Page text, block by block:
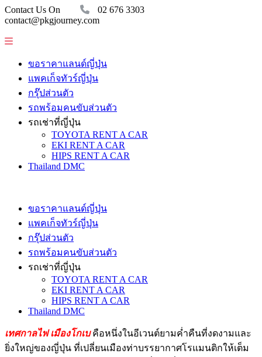
Contact Us On
02 676 3303
contact@pkgjourney.com
ขอราคาแลนด์ญี่ปุ่น
แพคเก็จทัวร์ญี่ปุ่น
กรุ๊ปส่วนตัว
รถพร้อมคนขับส่วนตัว
รถเช่าที่ญี่ปุ่น
TOYOTA RENT A CAR
EKI RENT A CAR
HIPS RENT A CAR
Thailand DMC
ขอราคาแลนด์ญี่ปุ่น
แพคเก็จทัวร์ญี่ปุ่น
กรุ๊ปส่วนตัว
รถพร้อมคนขับส่วนตัว
รถเช่าที่ญี่ปุ่น
TOYOTA RENT A CAR
EKI RENT A CAR
HIPS RENT A CAR
Thailand DMC
เทศกาลไฟ เมืองโกเบคือหนึ่งในอีเวนต์ยามค่ำคืนที่งดงามและ
ยิ่งใหญ่ของญี่ปุ่น ที่เปลี่ยนเมืองท่าบรรยากาศโรแมนติกให้เต็ม